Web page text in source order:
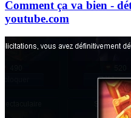
Comment ça va bien -
youtube.com